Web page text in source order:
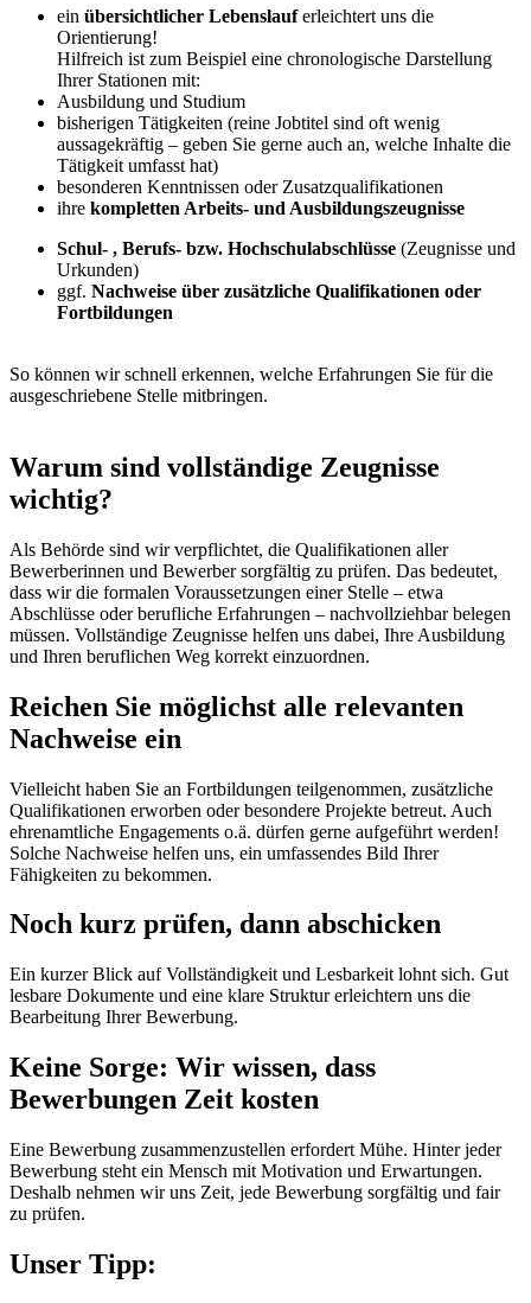
ein übersichtlicher Lebenslauferleichtert uns die
Orientierung!
Hilfreich ist zum Beispiel eine chronologische Darstellung
Ihrer Stationen mit:
Ausbildung und Studium
bisherigen Tätigkeiten (reine Jobtitel sind oft wenig
aussagekräftig – geben Sie gerne auch an, welche Inhalte die
Tätigkeit umfasst hat)
besonderen Kenntnissen oder Zusatzqualifikationen
ihre kompletten Arbeits- und Ausbildungszeugnisse
Schul- , Berufs- bzw. Hochschulabschlüsse (Zeugnisse und
Urkunden)
ggf. Nachweise über zusätzliche Qualifikationen oder
Fortbildungen
So können wir schnell erkennen, welche Erfahrungen Sie für die
ausgeschriebene Stelle mitbringen.
Warum sind vollständige Zeugnisse
wichtig?
Als Behörde sind wir verpflichtet, die Qualifikationen aller
Bewerberinnen und Bewerber sorgfältig zu prüfen. Das bedeutet,
dass wir die formalen Voraussetzungen einer Stelle – etwa
Abschlüsse oder berufliche Erfahrungen – nachvollziehbar belegen
müssen. Vollständige Zeugnisse helfen uns dabei, Ihre Ausbildung
und Ihren beruflichen Weg korrekt einzuordnen.
Reichen Sie möglichst alle relevanten
Nachweise ein
Vielleicht haben Sie an Fortbildungen teilgenommen, zusätzliche
Qualifikationen erworben oder besondere Projekte betreut. Auch
ehrenamtliche Engagements o.ä. dürfen gerne aufgeführt werden!
Solche Nachweise helfen uns, ein umfassendes Bild Ihrer
Fähigkeiten zu bekommen.
Noch kurz prüfen, dann abschicken
Ein kurzer Blick auf Vollständigkeit und Lesbarkeit lohnt sich. Gut
lesbare Dokumente und eine klare Struktur erleichtern uns die
Bearbeitung Ihrer Bewerbung.
Keine Sorge: Wir wissen, dass
Bewerbungen Zeit kosten
Eine Bewerbung zusammenzustellen erfordert Mühe. Hinter jeder
Bewerbung steht ein Mensch mit Motivation und Erwartungen.
Deshalb nehmen wir uns Zeit, jede Bewerbung sorgfältig und fair
zu prüfen.
Unser Tipp: